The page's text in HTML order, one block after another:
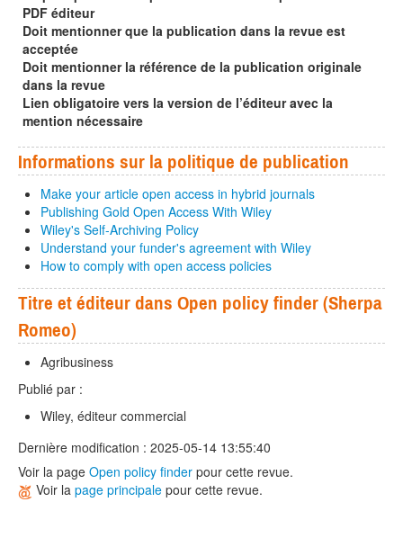
PDF éditeur
Doit mentionner que la publication dans la revue est
acceptée
Doit mentionner la référence de la publication originale
dans la revue
Lien obligatoire vers la version de l’éditeur avec la
mention nécessaire
Informations sur la politique de publication
Make your article open access in hybrid journals
Publishing Gold Open Access With Wiley
Wiley's Self-Archiving Policy
Understand your funder's agreement with Wiley
How to comply with open access policies
Titre et éditeur dans Open policy finder (Sherpa
Romeo)
Agribusiness
Publié par :
Wiley, éditeur commercial
Dernière modification : 2025-05-14 13:55:40
Voir la page Open policy finder pour cette revue.
Voir la page principale pour cette revue.